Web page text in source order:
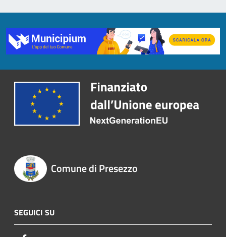
Comune di Presezzo
SEGUICI SU